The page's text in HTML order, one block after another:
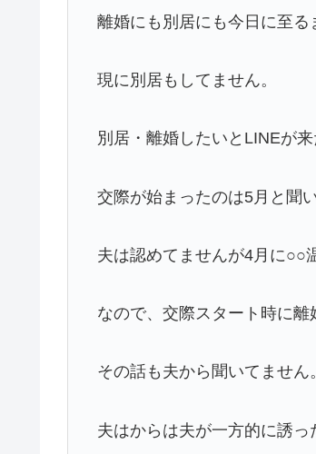
離婚にも別居にも今日に至る
現に別居もしてません。
別居・離婚したいとLINEが
交際が始まったのは5月と聞
夫は認めてませんが4月に○○
なので、交際スタート時に離
その話も夫から聞いてません
夫はからは夫が一方的に誘っ